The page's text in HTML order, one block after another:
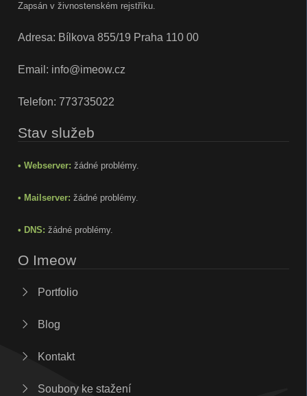
Zapsán v živnostenském rejstříku.
Adresa: Bílkova 855/19 Praha 110 00
Email: info@imeow.cz
Telefon: 773735022
Stav služeb
• Webserver: žádné problémy.
• Mailserver: žádné problémy.
• DNS: žádné problémy.
O Imeow
Portfolio
Blog
Kontakt
Soubory ke stažení